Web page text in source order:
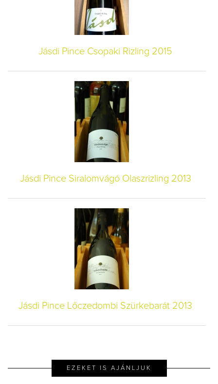
Jásdi Pince Csopaki Rizling 2015
Jásdi Pince Siralomvágó Olaszrizling 2013
Jásdi Pince Lőczedombi Szürkebarát 2013
EZEKET IS AJÁNLJUK